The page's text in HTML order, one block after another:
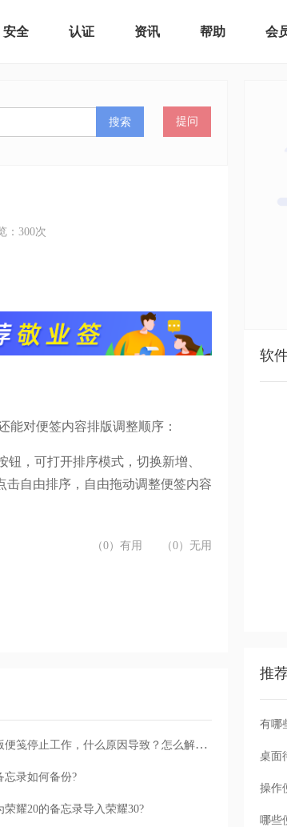
安全 认证 资讯 帮助 会
搜索 提问
： 300次
能对便签内容排版调整顺序：
，可打开排序模式，切换新增、
击自由排序，自由拖动调整便签内容
（0）有用 （0）无用
win7旗舰版便笺停止工作，什么原因导致？怎么解决？
忘录如何备份?
荣耀20的备忘录导入荣耀30?
软
推
有哪
桌面
操作
哪些